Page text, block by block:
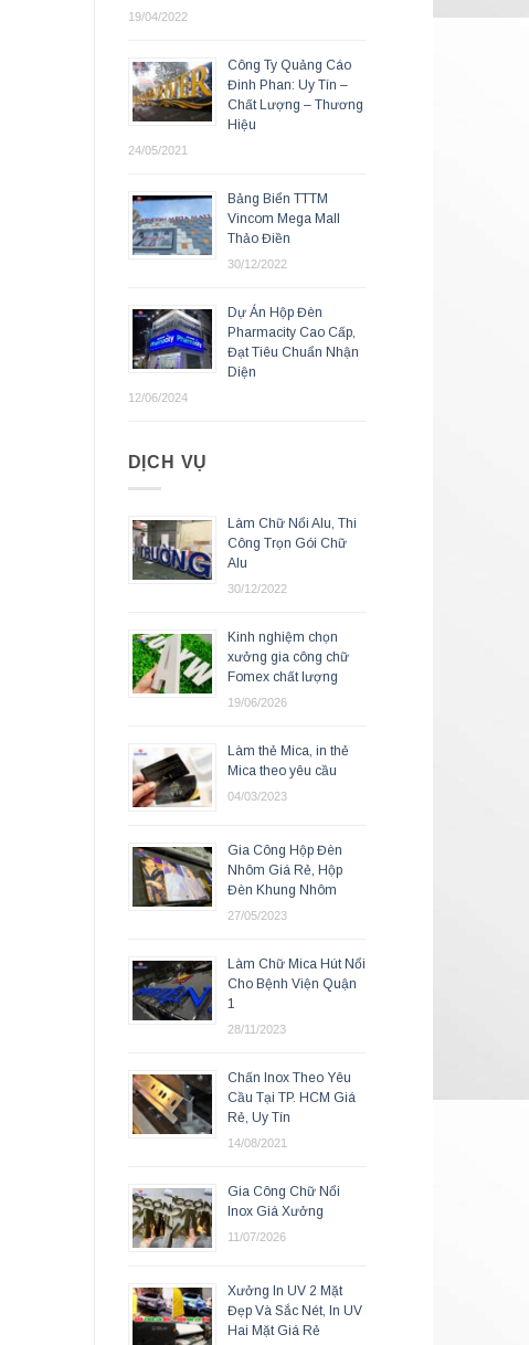
19/04/2022
Công Ty Quảng Cáo
Đinh Phan: Uy Tín –
Chất Lượng – Thương
Hiệu
24/05/2021
Bảng Biển TTTM
Vincom Mega Mall
Thảo Điền
30/12/2022
Dự Án Hộp Đèn
Pharmacity Cao Cấp,
Đạt Tiêu Chuẩn Nhận
Diện
12/06/2024
DỊCH VỤ
Làm Chữ Nổi Alu, Thi
Công Trọn Gói Chữ
Alu
30/12/2022
Kinh nghiệm chọn
xưởng gia công chữ
Fomex chất lượng
19/06/2026
Làm thẻ Mica, in thẻ
Mica theo yêu cầu
04/03/2023
Gia Công Hộp Đèn
Nhôm Giá Rẻ, Hộp
Đèn Khung Nhôm
27/05/2023
Làm Chữ Mica Hút Nổi
Cho Bệnh Viện Quận
1
28/11/2023
Chấn Inox Theo Yêu
Cầu Tại TP. HCM Giá
Rẻ, Uy Tín
14/08/2021
Gia Công Chữ Nổi
Inox Giá Xưởng
11/07/2026
Xưởng In UV 2 Mặt
Đẹp Và Sắc Nét, In UV
Hai Mặt Giá Rẻ